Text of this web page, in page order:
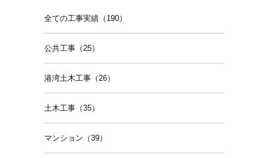
全ての工事実績（190）
公共工事（25）
港湾土木工事（26）
土木工事（35）
マンション（39）